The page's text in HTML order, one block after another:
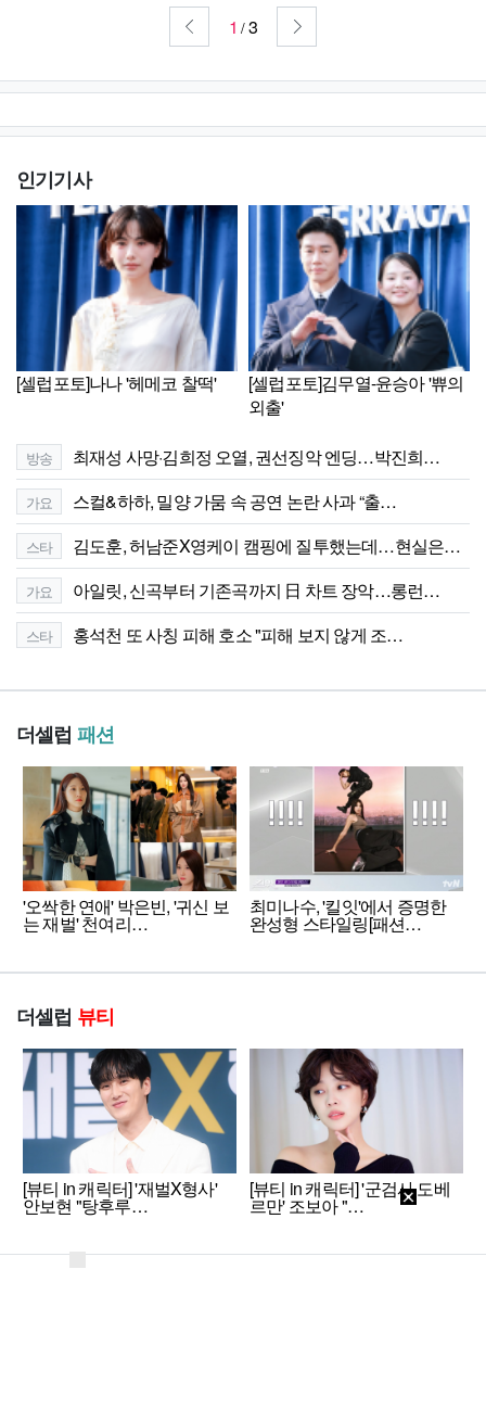
1 /3
인기기사
[셀럽포토]나나 '헤메코 찰떡'
[셀럽포토]김무열-윤승아 '쀼의
외출'
방송 최재성 사망·김희정 오열, 권선징악 엔딩…박진희…
가요 스컬&하하, 밀양 가뭄 속 공연 논란 사과 “출…
스타 김도훈, 허남준X영케이 캠핑에 질투했는데…현실은…
가요 아일릿, 신곡부터 기존곡까지 日 차트 장악…롱런…
스타 홍석천 또 사칭 피해 호소 "피해 보지 않게 조…
더셀럽 패션
'오싹한 연애' 박은빈, '귀신 보
는 재벌' 천여리…
최미나수, '킬잇'에서 증명한
완성형 스타일링[패션…
더셀럽 뷰티
[뷰티 in 캐릭터] '재벌X형사'
안보현 "탕후루…
[뷰티 in 캐릭터] '군검사 도베
르만' 조보아 "…